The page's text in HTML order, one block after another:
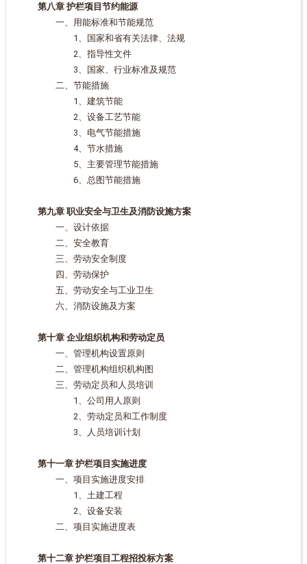
第八章 护栏项目节约能源
一、用能标准和节能规范
1、国家和省有关法律、法规
2、指导性文件
3、国家、行业标准及规范
二、节能措施
1、建筑节能
2、设备工艺节能
3、电气节能措施
4、节水措施
5、主要管理节能措施
6、总图节能措施
第九章 职业安全与卫生及消防设施方案
一、设计依据
二、安全教育
三、劳动安全制度
四、劳动保护
五、劳动安全与工业卫生
六、消防设施及方案
第十章 企业组织机构和劳动定员
一、管理机构设置原则
二、管理机构组织机构图
三、劳动定员和人员培训
1、公司用人原则
2、劳动定员和工作制度
3、人员培训计划
第十一章 护栏项目实施进度
一、项目实施进度安排
1、土建工程
2、设备安装
二、项目实施进度表
第十二章 护栏项目工程招投标方案